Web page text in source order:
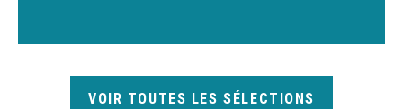
VOIR TOUTES LES SÉLECTIONS